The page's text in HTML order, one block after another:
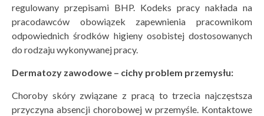
regulowany przepisami BHP. Kodeks pracy nakłada na
pracodawców obowiązek zapewnienia pracownikom
odpowiednich środków higieny osobistej dostosowanych
do rodzaju wykonywanej pracy.
Dermatozy zawodowe – cichy problem przemysłu:
Choroby skóry związane z pracą to trzecia najczęstsza
przyczyna absencji chorobowej w przemyśle. Kontaktowe